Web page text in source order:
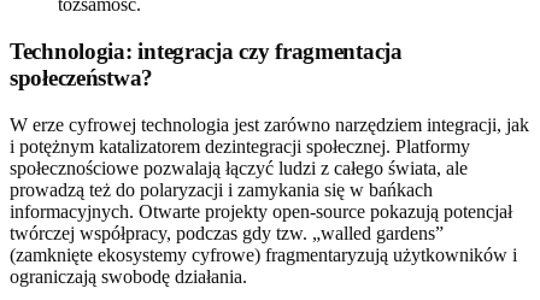
tożsamość.
Technologia: integracja czy fragmentacja
społeczeństwa?
W erze cyfrowej technologia jest zarówno narzędziem integracji, jak
i potężnym katalizatorem dezintegracji społecznej. Platformy
społecznościowe pozwalają łączyć ludzi z całego świata, ale
prowadzą też do polaryzacji i zamykania się w bańkach
informacyjnych. Otwarte projekty open-source pokazują potencjał
twórczej współpracy, podczas gdy tzw. „walled gardens”
(zamknięte ekosystemy cyfrowe) fragmentaryzują użytkowników i
ograniczają swobodę działania.